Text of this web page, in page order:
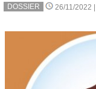
DOSSIER 26/11/2022 |